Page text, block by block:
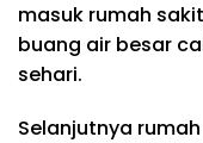
masuk rumah
buang air besar
sehari.
Selanjutnya